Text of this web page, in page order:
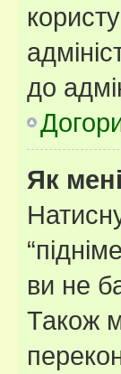
до
Як
ви не
Також